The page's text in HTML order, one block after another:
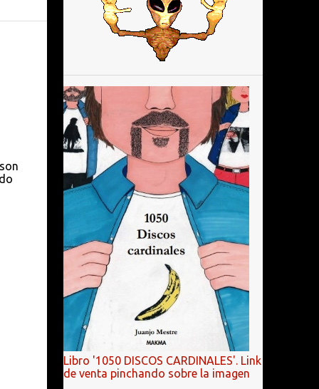
Libro '1050 DISCOS CARDINALES'. Link
de venta pinchando sobre la imagen